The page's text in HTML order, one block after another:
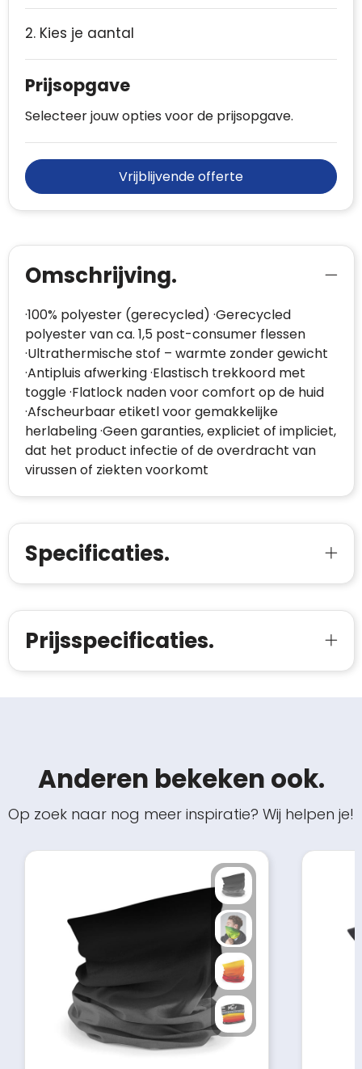
2. Kies je aantal
Prijsopgave
Selecteer jouw opties voor de prijsopgave.
Vrijblijvende offerte
Omschrijving.
·100% polyester (gerecycled) ·Gerecycled
polyester van ca. 1,5 post-consumer flessen
·Ultrathermische stof – warmte zonder gewicht
·Antipluis afwerking ·Elastisch trekkoord met
toggle ·Flatlock naden voor comfort op de huid
·Afscheurbaar etiketl voor gemakkelijke
herlabeling ·Geen garanties, expliciet of impliciet,
dat het product infectie of de overdracht van
virussen of ziekten voorkomt
Specificaties.
Prijsspecificaties.
Anderen bekeken ook.
Op zoek naar nog meer inspiratie? Wij helpen je!